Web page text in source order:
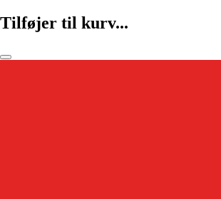
Tilføjer til kurv...